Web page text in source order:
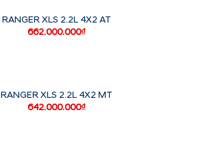
RANGER XLS 2.2L 4X2 AT
662.000.000₫
RANGER XLS 2.2L 4X2 MT
642.000.000₫